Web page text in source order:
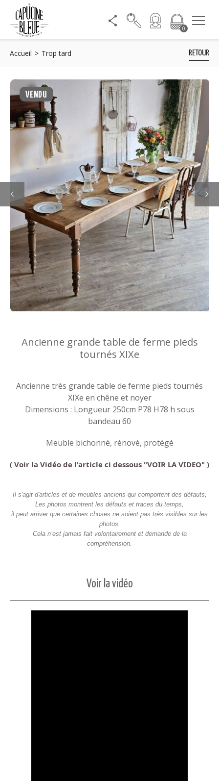
0
RETOUR
Accueil Trop tard
VENDU
Ancienne grande table de ferme pieds
tournés XIXe
Ancienne très grande table de ferme pieds tournés
XIXe en chêne et noyer
Dimensions : Longueur 250cm P78 H78 h sous
bandeau 60
Meuble bichonné, rénové, protégé
( Voir la Vidéo de l'article ci dessous "VOIR LA VIDEO" )
Il s'agit d'articles et de meubles anciens qui comportent des défauts,
Les photos montrent les défauts et traces du temps,
il peut arriver que certaines choses ne soient pas très visibles sur les
photos.
Cela n’est jamais fait volontairement et demande de la
compréhension.
Voir la vidéo